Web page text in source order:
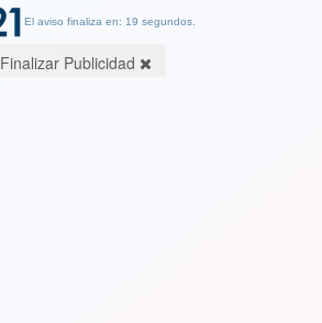
El aviso finaliza en: 19 segundos.
Finalizar Publicidad